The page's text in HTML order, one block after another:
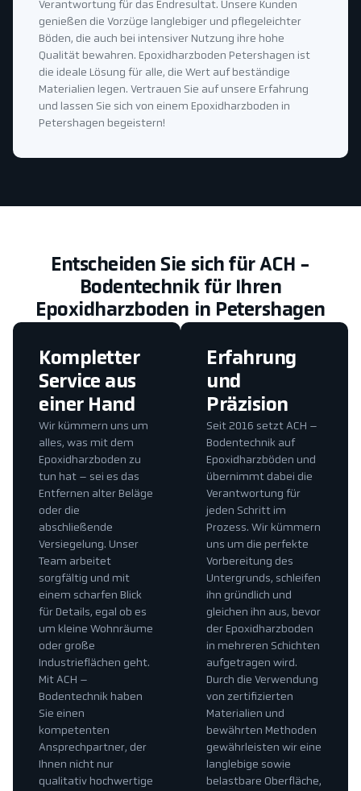
Verantwortung für das Endresultat. Unsere Kunden
genießen die Vorzüge langlebiger und pflegeleichter
Böden, die auch bei intensiver Nutzung ihre hohe
Qualität bewahren. Epoxidharzboden Petershagen ist
die ideale Lösung für alle, die Wert auf beständige
Materialien legen. Vertrauen Sie auf unsere Erfahrung
und lassen Sie sich von einem Epoxidharzboden in
Petershagen begeistern!
Entscheiden Sie sich für ACH -
Bodentechnik für Ihren
Epoxidharzboden in Petershagen
Erfahrung
und
Präzision
Seit 2016 setzt ACH –
Bodentechnik auf
Epoxidharzböden und
übernimmt dabei die
Verantwortung für
jeden Schritt im
Prozess. Wir kümmern
uns um die perfekte
Vorbereitung des
Untergrunds, schleifen
ihn gründlich und
gleichen ihn aus, bevor
der Epoxidharzboden
in mehreren Schichten
aufgetragen wird.
Durch die Verwendung
von zertifizierten
Materialien und
bewährten Methoden
gewährleisten wir eine
langlebige sowie
belastbare Oberfläche,
Kompletter
Service aus
einer Hand
Wir kümmern uns um
alles, was mit dem
Epoxidharzboden zu
tun hat – sei es das
Entfernen alter Beläge
oder die
abschließende
Versiegelung. Unser
Team arbeitet
sorgfältig und mit
einem scharfen Blick
für Details, egal ob es
um kleine Wohnräume
oder große
Industrieflächen geht.
Mit ACH –
Bodentechnik haben
Sie einen
kompetenten
Ansprechpartner, der
Ihnen nicht nur
qualitativ hochwertige